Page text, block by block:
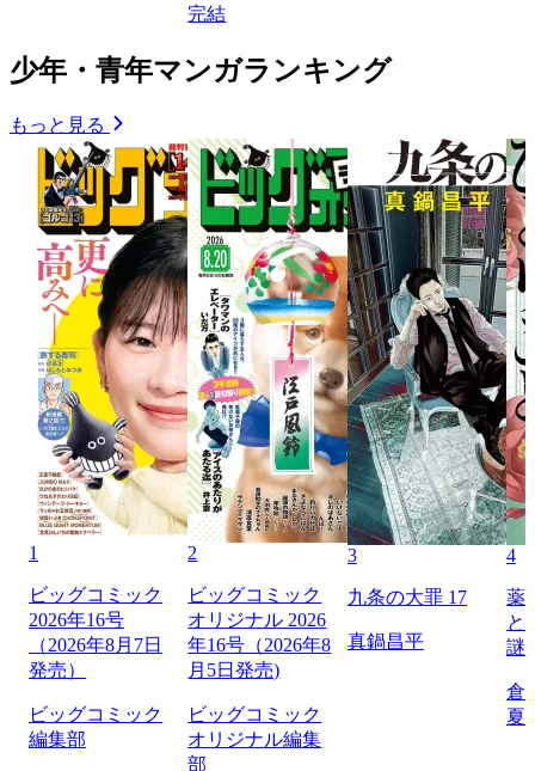
完結
少年・青年マンガランキング
もっと見る
1
ビッグコミック
2026年16号
（2026年8月7日
発売）
ビッグコミック
編集部
2
ビッグコミック
オリジナル 2026
年16号（2026年8
月5日発売)
ビッグコミック
オリジナル編集
部
3
九条の大罪 17
真鍋昌平
4
薬
と
謎
倉
夏